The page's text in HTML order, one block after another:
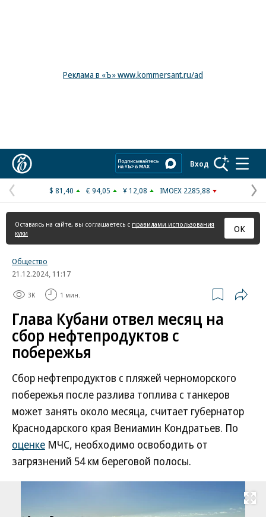
Реклама в «Ъ» www.kommersant.ru/ad
Вход
Предыдущая
страница
$ 81,40 € 94,05 ¥ 12,08 IMOEX 2285,88
Оставаясь на сайте, вы соглашаетесь с правилами использования
куки
ОК
Общество
21.12.2024, 11:17
3K 1 мин.
Глава Кубани отвел месяц на
сбор нефтепродуктов с
побережья
Сбор нефтепродуктов с пляжей черноморского
побережья после разлива топлива с танкеров
может занять около месяца, считает губернатор
Краснодарского края Вениамин Кондратьев. По
оценке МЧС, необходимо освободить от
загрязнений 54 км береговой полосы.
Развернуть